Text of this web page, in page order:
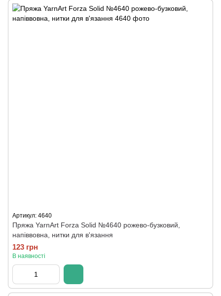
Артикул: 4640
Пряжа YarnArt Forza Solid №4640 рожево-бузковий,
напіввовна, нитки для в'язання
123 грн
В наявності